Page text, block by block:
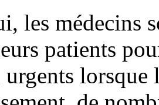
les médecins
patients
lorsque